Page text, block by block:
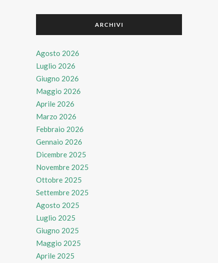
ARCHIVI
Agosto 2026
Luglio 2026
Giugno 2026
Maggio 2026
Aprile 2026
Marzo 2026
Febbraio 2026
Gennaio 2026
Dicembre 2025
Novembre 2025
Ottobre 2025
Settembre 2025
Agosto 2025
Luglio 2025
Giugno 2025
Maggio 2025
Aprile 2025